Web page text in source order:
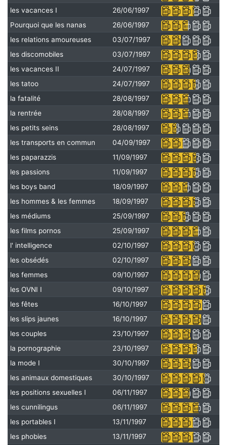
les vacances I
26/06/1997
Pourquoi que les nanas
26/06/1997
les relations amoureuses
03/07/1997
les discomobiles
03/07/1997
les vacances II
24/07/1997
les tatoo
24/07/1997
la fatalité
28/08/1997
la rentrée
28/08/1997
les petits seins
28/08/1997
les transports en commun
04/09/1997
les paparazzis
11/09/1997
les passions
11/09/1997
les boys band
18/09/1997
les hommes & les femmes
18/09/1997
les médiums
25/09/1997
les films pornos
25/09/1997
l' intelligence
02/10/1997
les obsédés
02/10/1997
les femmes
09/10/1997
les OVNI I
09/10/1997
les fêtes
16/10/1997
les slips jaunes
16/10/1997
les couples
23/10/1997
la pornographie
23/10/1997
la mode I
30/10/1997
les animaux domestiques
30/10/1997
les positions sexuelles I
06/11/1997
les cunnilingus
06/11/1997
les portables I
13/11/1997
les phobies
13/11/1997